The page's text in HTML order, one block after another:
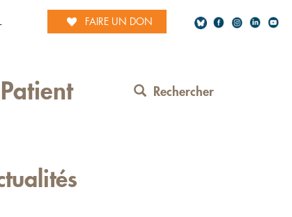
FAIRE UN DON
Network
Patient Rechercher